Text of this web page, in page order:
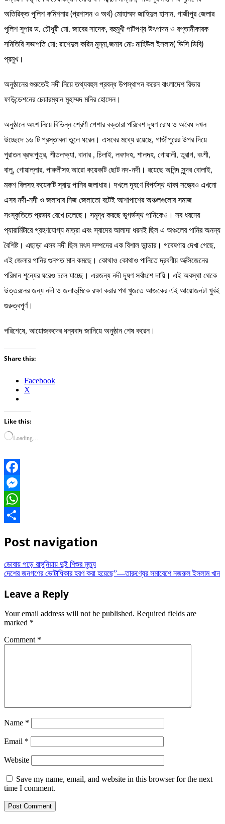
অতিরিক্ত পুলিশ কমিশনার (প্রশাসন ও অর্থ) মোহাম্মদ জাহিদুল হাসান, গাজীপুর জেলার
পুলিশ সুপার ড. চৌধুরী মো. জাবের সাদেক, বহুমুখী পাটপণ্য উৎপাদন ও রপ্তানীকারক
সমিতিরি সভাপতি মো: রাশেদুল করিম মুন্না,জনাব মোঃ মাহিউল ইসলাম( ডিসি ডিবি)
প্রমুখ।
অনুষ্ঠানের শুরুতেই নদী নিয়ে তথ্যবহুল প্রবন্ধ উপস্থাপন করেন বাংলাদেশ রিভার
ফাউন্ডেশনের চেয়ারম্যান মুহাম্মদ মনির হোসেন।
অনুষ্ঠানে অংশ নিয়ে বিভিন্ন শ্রেণী পেশার বক্তারা পরিবেশ দূষণ রোধ ও অবৈধ দখল
উচ্ছেদে ১৬ টি প্রস্তাবনা তুলে ধরেন। এসবের মধ্যে রয়েছে, গাজীপুরের উপর দিয়ে
পুরাতন ব্রহ্মপুত্র, শীতলক্ষ্যা, বানার , চিলাই, লবণদহ, শালদহ, গোয়ালী, তুরাগ, বংশী,
বালু, গোয়াল্লার, পারুলীসহ আরো কয়েকটি ছোট নদ-নদী। রয়েছে অনিন্দ সুন্দর বোলাই,
মকশ বিলসহ কয়েকটি স্বাদু পানির জলাধার। দখলে দূষণে বিপর্যস্থ থাকা সত্ত্বেও এখনো
এসব নদী-নদী ও জলাধার নিজ জেলাতো বটেই আশাপাশের অঞ্চলগুলোর সমাজ
সংস্কৃতিতে প্রভাব রেখে চলেছে। সমৃদ্ধ করছে ভূগর্ভস্থ পানিকেও। সব ধরনের
প্যারামিটারে গ্রহণযোগ্য মাত্রা এবং স্বাদের আলাদা ধরনই ছিল এ অঞ্চলের পানির অনন্য
বৈশিষ্ট। এছাড়া এসব নদী ছিল মৎস সম্পদের এক বিশাল ভান্ডার। গবেষণায় দেখা গেছে,
এই জেলার পানির গুনগত মান কমছে। কোথাও কোথাও পানিতে দ্রবণীয় অক্সিজেনের
পরিমান শূন্যের ঘরেও চলে যাচ্ছে। এরজন্য নদী দূষণ সর্বাংশে দায়ি। এই অবস্থা থেকে
উত্তরনের জন্য নদী ও জলাভূমিকে রক্ষা করার পথ খুজতে আজকের এই আয়োজনটা খুবই
গুরুত্বপূর্ণ।
পরিশেষে, আয়োজকদের ধন্যবাদ জানিয়ে অনুষ্ঠান শেষ করেন।
Share this:
Facebook
X
Like this:
Loading…
Facebook
Messenger
WhatsApp
Post navigation
ডোবায় পড়ে রাঙ্গুনিয়ায় দুই শিশুর মৃত্যু
দেশের জনগণের ভোটাধিকার হরণ করা হয়েছে”—তারুণ্যের সমাবেশে নজরুল ইসলাম খান
Leave a Reply
Your email address will not be published. Required fields are
marked *
Comment *
Name *
Email *
Website
Save my name, email, and website in this browser for the next
time I comment.